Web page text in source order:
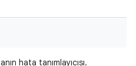
hata tanımlayıcısı.